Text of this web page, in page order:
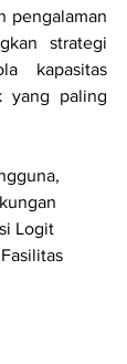
pengalaman
strategi
kapasitas
yang paling
Logit